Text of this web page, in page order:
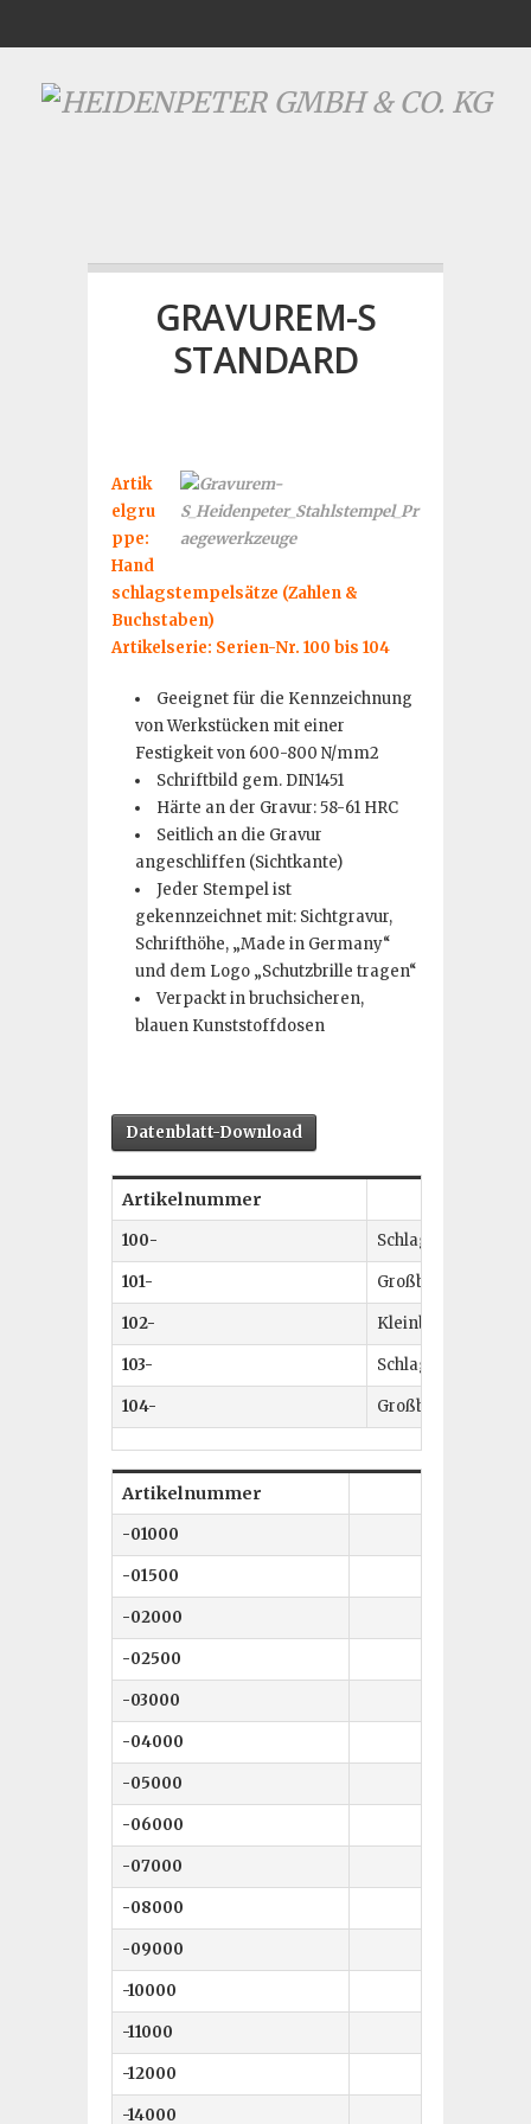
GRAVUREM-S
STANDARD
Artik
elgru
ppe:
Hand
schlagstempelsätze (Zahlen &
Buchstaben)
Artikelserie: Serien-Nr. 100 bis 104
Geeignet für die Kennzeichnung
von Werkstücken mit einer
Festigkeit von 600-800 N/mm2
Schriftbild gem. DIN1451
Härte an der Gravur: 58-61 HRC
Seitlich an die Gravur
angeschliffen (Sichtkante)
Jeder Stempel ist
gekennzeichnet mit: Sichtgravur,
Schrifthöhe, „Made in Germany“
und dem Logo „Schutzbrille tragen“
Verpackt in bruchsicheren,
blauen Kunststoffdosen
Datenblatt-Download
Artikelnummer
100- Schlagzahlensatz
101- Großbuchstaben
102- Kleinbuchstaben
103- Schlagzahlensatz
104- Großbuchstaben
Artikelnummer
-01000
-01500
-02000
-02500
-03000
-04000
-05000
-06000
-07000
-08000
-09000
-10000
-11000
-12000
-14000